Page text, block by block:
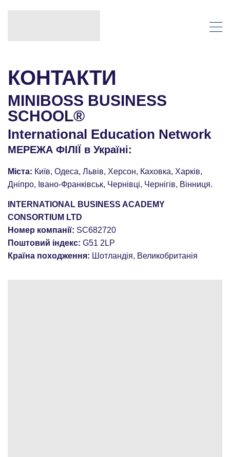
КОНТАКТИ
MINIBOSS BUSINESS
SCHOOL®
International Education Network
МЕРЕЖА ФІЛІЇ в Україні:
Міста: Київ, Одеса, Львів, Херсон, Каховка, Харків,
Дніпро, Івано-Франківськ, Чернівці, Чернігів, Вінниця.
INTERNATIONAL BUSINESS ACADEMY
CONSORTIUM LTD
Номер компанії: SC682720
Поштовий індекс: G51 2LP
Країна походження: Шотландія, Великобританія